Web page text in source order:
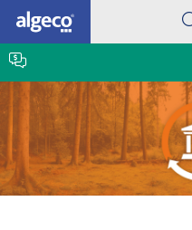
Hoppa
huvudinnehåll